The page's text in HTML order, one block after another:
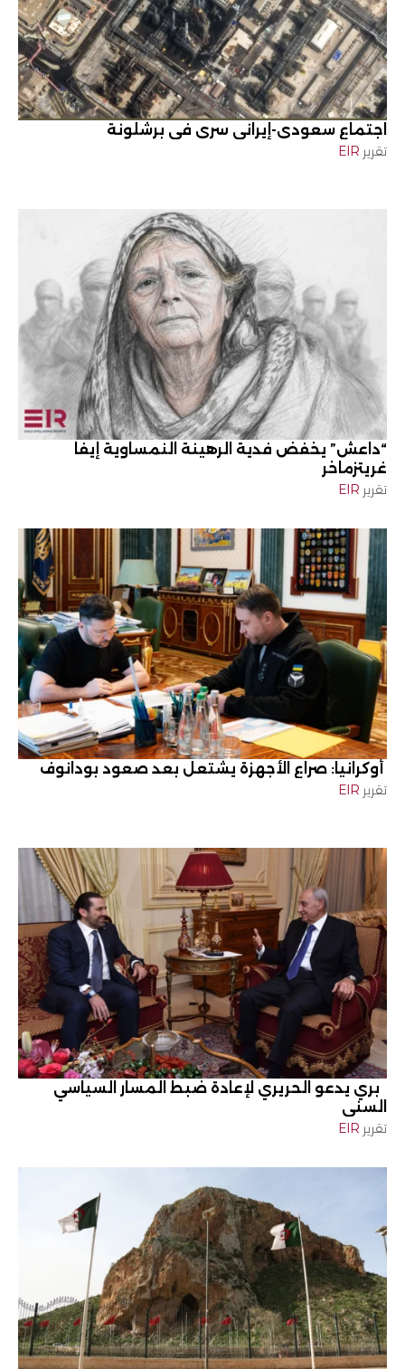
اجتماع سعودي-إيراني سري في برشلونة
تقرير EIR
“داعش” يخفض فدية الرهينة النمساوية إيفا
غريتزماخر
تقرير EIR
أوكرانيا: صراع الأجهزة يشتعل بعد صعود بودانوف
تقرير EIR
بري يدعو الحريري لإعادة ضبط المسار السياسي
السني
تقرير EIR